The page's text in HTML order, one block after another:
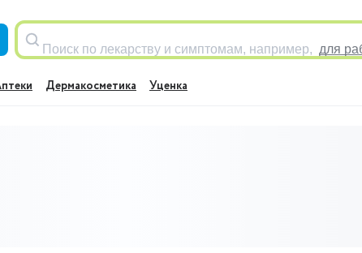
Поиск по лекарству и симптомам, например, для
Дермакосметика Уценка